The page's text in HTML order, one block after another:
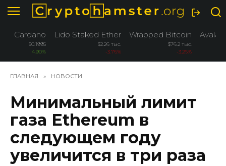
Перейти
содержанию
Cardano
$0.1995
4.90%
Lido Staked Ether
$2.26 тыс.
-3.76%
Wrapped Bitcoin
$76.2 тыс.
-3.26%
ГЛАВНАЯ » НОВОСТИ
Минимальный лимит
газа Ethereum в
следующем году
увеличится в три раза